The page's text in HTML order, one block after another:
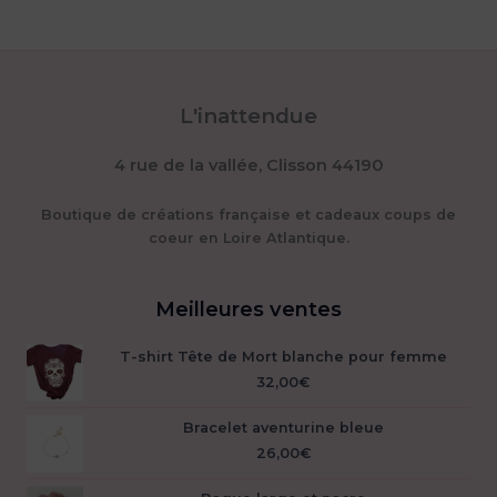
choisies
la
du
produit
L'inattendue
4 rue de la vallée, Clisson 44190
Boutique de créations française et cadeaux coups de
coeur en Loire Atlantique.
Meilleures ventes
T-shirt Tête de Mort blanche pour femme
32,00€
Bracelet aventurine bleue
26,00€